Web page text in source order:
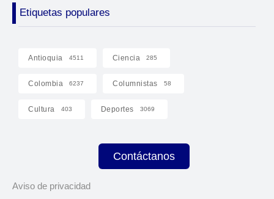
Etiquetas populares
Antioquia 4511 Ciencia 285
Colombia 6237 Columnistas 58
Cultura 403 Deportes 3069
Contáctanos
Aviso de privacidad